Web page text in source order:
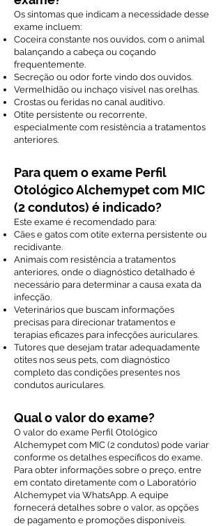
Os sintomas que indicam a necessidade desse
exame incluem:
Coceira constante nos ouvidos, com o animal
balançando a cabeça ou coçando
frequentemente.
Secreção ou odor forte vindo dos ouvidos.
Vermelhidão ou inchaço visível nas orelhas.
Crostas ou feridas no canal auditivo.
Otite persistente ou recorrente,
especialmente com resistência a tratamentos
anteriores.
Para quem o exame Perfil
Otológico Alchemypet com MIC
(2 condutos) é indicado?
Este exame é recomendado para:
Cães e gatos com otite externa persistente ou
recidivante.
Animais com resistência a tratamentos
anteriores, onde o diagnóstico detalhado é
necessário para determinar a causa exata da
infecção.
Veterinários que buscam informações
precisas para direcionar tratamentos e
terapias eficazes para infecções auriculares.
Tutores que desejam tratar adequadamente
otites nos seus pets, com diagnóstico
completo das condições presentes nos
condutos auriculares.
Qual o valor do exame?
O valor do exame Perfil Otológico
Alchemypet com MIC (2 condutos) pode variar
conforme os detalhes específicos do exame.
Para obter informações sobre o preço, entre
em contato diretamente com o Laboratório
Alchemypet via WhatsApp. A equipe
fornecerá detalhes sobre o valor, as opções
de pagamento e promoções disponíveis.